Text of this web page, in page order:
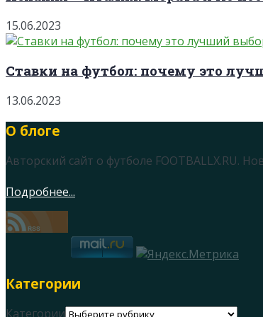
15.06.2023
Ставки на футбол: почему это
13.06.2023
О блоге
Авторский сайт о футболе FOOTBALLX.RU.
Подробнее...
Категории
Категории